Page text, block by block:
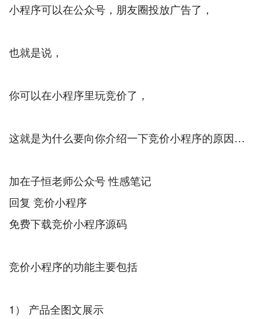
小程序可以在公众号，朋友圈投放广告了，
也就是说，
你可以在小程序里玩竞价了，
这就是为什么要向你介绍一下竞价小程序的原因…
加在子恒老师公众号 性感笔记
回复 竞价小程序
免费下载竞价小程序源码
竞价小程序的功能主要包括
1） 产品全图文展示